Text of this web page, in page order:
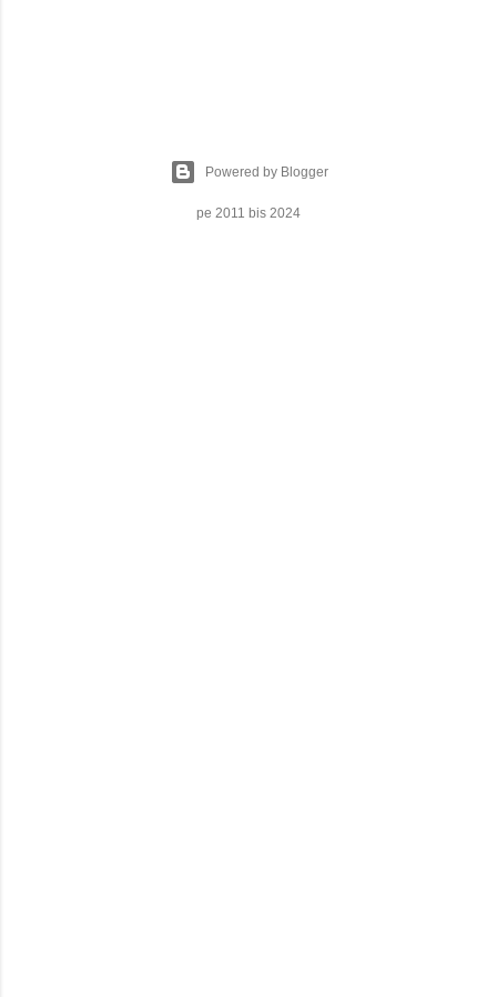
Powered by Blogger
pe 2011 bis 2024